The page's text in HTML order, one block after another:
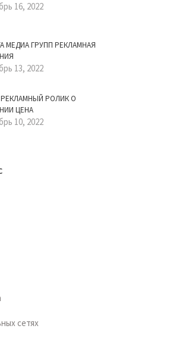
16, 2022
МЕДИА ГРУПП РЕКЛАМНАЯ
13, 2022
РОЛИК О
ЦЕНА
10, 2022
сетях